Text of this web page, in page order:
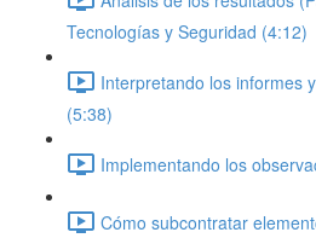
Tecnologías y Seguridad (4:12)
Interpretando los informes
(5:38)
Implementando los
Cómo subcontratar